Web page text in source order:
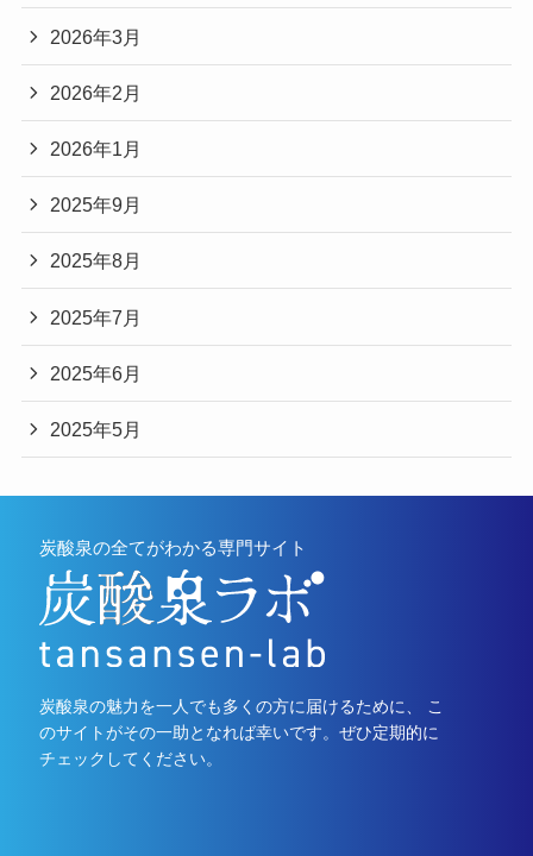
2026年3月
2026年2月
2026年1月
2025年9月
2025年8月
2025年7月
2025年6月
2025年5月
炭酸泉の全てがわかる専門サイト
炭酸泉の魅力を一人でも多くの方に届けるために、 こ
のサイトがその一助となれば幸いです。ぜひ定期的に
チェックしてください。